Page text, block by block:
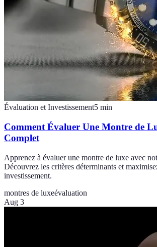
Évaluation et Investissement5 min
Comment Évaluer Une Montre de
Complet
Apprenez à évaluer une montre de luxe avec
Découvrez les critères déterminants et
investissement.
montres de luxeévaluation
Aug 3